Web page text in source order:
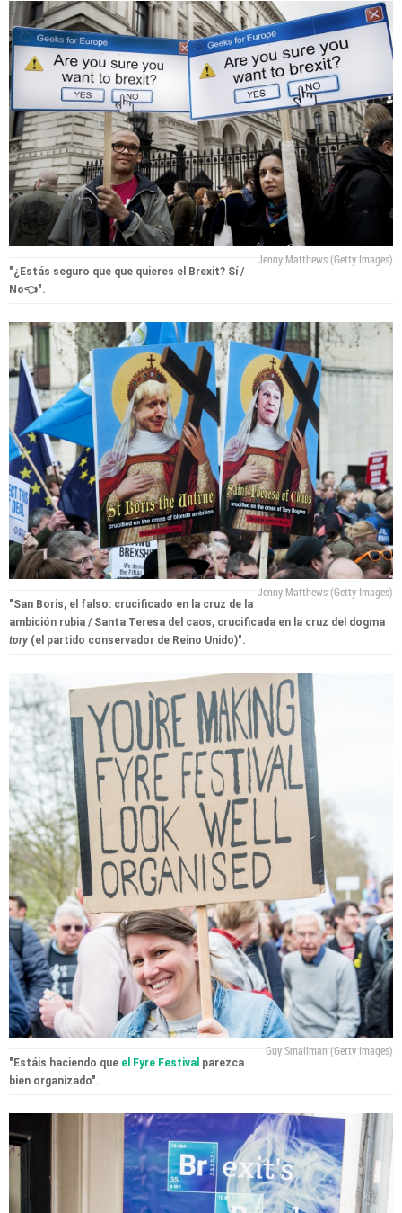
Jenny Matthews (Getty Images)
"¿Estás seguro que que quieres el Brexit? Sí /
No👈".
Jenny Matthews (Getty Images)
"San Boris, el falso: crucificado en la cruz de la
ambición rubia / Santa Teresa del caos, crucificada en la cruz del dogma
tory (el partido conservador de Reino Unido)".
Guy Smallman (Getty Images)
"Estáis haciendo que el Fyre Festival parezca
bien organizado".